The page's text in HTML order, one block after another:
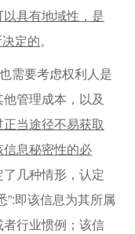
具有地域性，是
定的。
需要考虑权利人是
管理成本，以及
正当途径不易获取
息秘密性的必
几种情形，认定
”:即该信息为其所属
行业惯例；该信